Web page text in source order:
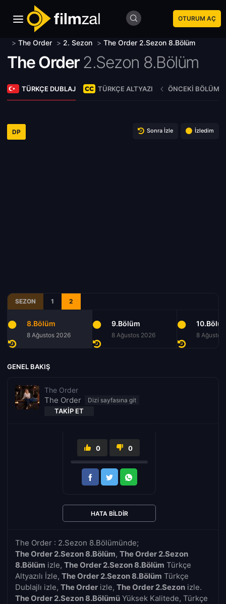
OTURUM AÇ
> The Order > 2. Sezon > The Order 2.Sezon 8.Bölüm
The Order 2.Sezon 8.Bölüm
TÜRKÇE DUBLAJ TÜRKÇE ALTYAZI ÖNCEKI BÖLÜM
DP Sonra İzle İzledim
SEZON 1 2
8.Bölüm
8 Ağustos 2026
9.Bölüm
8 Ağustos 2026 8 Ağustos
GENEL BAKIŞ
The Order
The Order
TAKIP ET
The Order : 2.Sezon 8.Bölümünde;
The Order 2.Sezon 8.Bölüm, The Order 2.Sezon
8.Bölüm izle, The Order 2.Sezon 8.Bölüm Türkçe
Altyazılı İzle, The Order 2.Sezon 8.Bölüm Türkçe
Dublajlı izle, The Order izle, The Order 2.Sezon izle.
The Order 2.Sezon 8.Bölümü Yüksek Kalitede, Türkçe
0 0
HATA BILDIR